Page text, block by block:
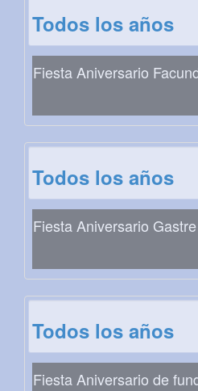
Todos los años
Fiesta Aniversario
Todos los años
Fiesta Aniversario Gastre
Todos los años
Fiesta Aniversario de